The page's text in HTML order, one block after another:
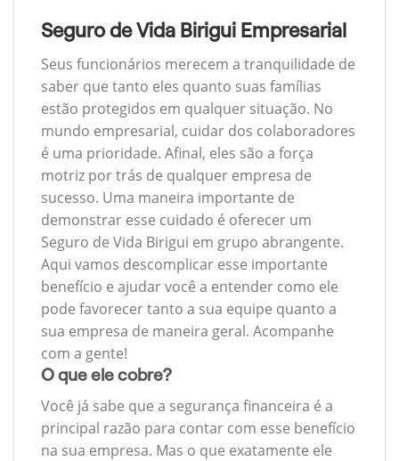
Seguro de Vida Birigui Empresarial
Seus funcionários merecem a tranquilidade de
saber que tanto eles quanto suas famílias
estão protegidos em qualquer situação. No
mundo empresarial, cuidar dos colaboradores
é uma prioridade. Afinal, eles são a força
motriz por trás de qualquer empresa de
sucesso. Uma maneira importante de
demonstrar esse cuidado é oferecer um
Seguro de Vida Birigui em grupo abrangente.
Aqui vamos descomplicar esse importante
benefício e ajudar você a entender como ele
pode favorecer tanto a sua equipe quanto a
sua empresa de maneira geral. Acompanhe
com a gente!
O que ele cobre?
Você já sabe que a segurança financeira é a
principal razão para contar com esse benefício
na sua empresa. Mas o que exatamente ele